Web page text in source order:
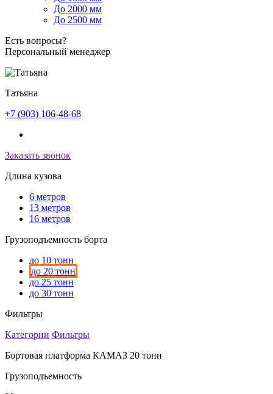
До 2000 мм
До 2500 мм
Есть вопросы?
Персональный менеджер
Татьяна
+7 (903) 106-48-68
Заказать звонок
Длина кузова
6 метров
13 метров
16 метров
Грузоподъемность борта
до 10 тонн
до 20 тонн
до 25 тонн
до 30 тонн
Фильтры
Категории Фильтры
Бортовая платформа КАМАЗ 20 тонн
Грузоподъемность